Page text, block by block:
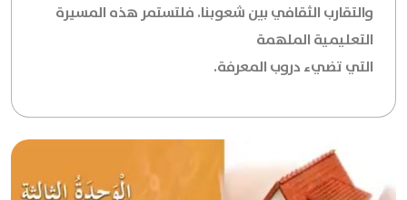
والتقارب الثقافي بين شعوبنا. فلتستمر هذه المسيرة
التعليمية الملهمة
التي تضيء دروب المعرفة.